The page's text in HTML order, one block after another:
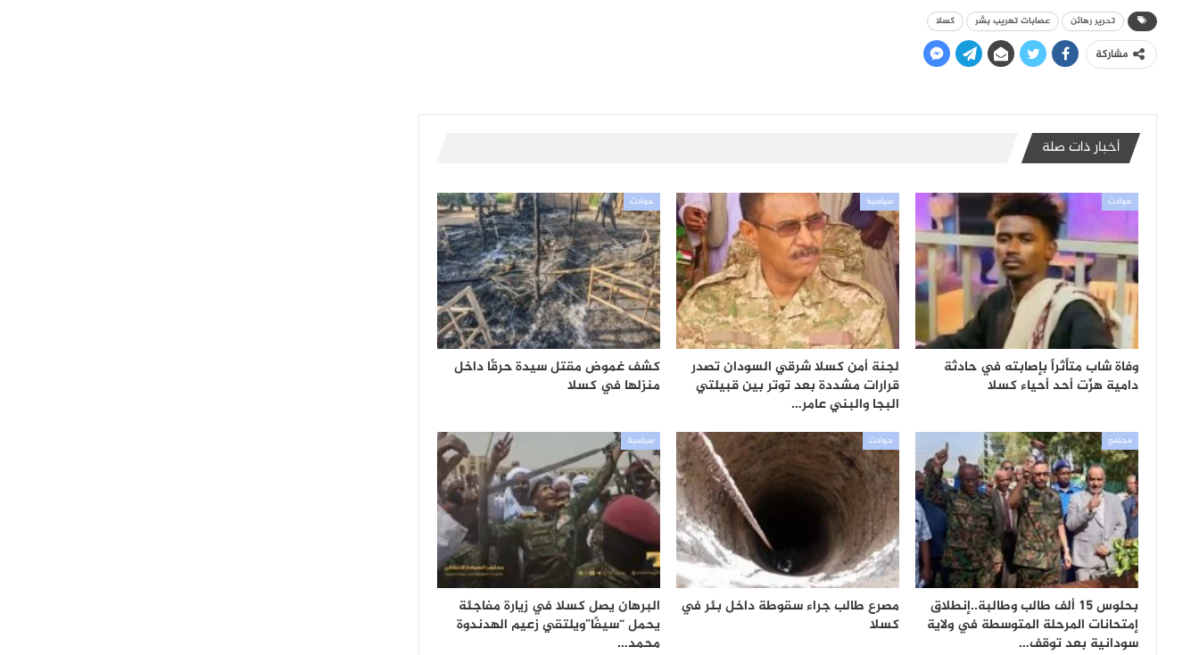
تحرير رهائن عصابات تهريب بشر كسلا
مشاركة
أخبار ذات صلة
حوادث
وفاة شاب متأثراً بإصابته في حادثة
دامية هزّت أحد أحياء كسلا
سياسية
لجنة أمن كسلا شرقي السودان تصدر
قرارات مشددة بعد توتر بين قبيلتي
البجا والبني عامر…
حوادث
كشف غموض مقتل سيدة حرقًا داخل
منزلها في كسلا
مجتمع
بحلوس 15 ألف طالب وطالبة..إنطلاق
إمتحانات المرحلة المتوسطة في ولاية
سودانية بعد توقف…
حوادث
مصرع طالب جراء سقوطة داخل بئر في
كسلا
سياسية
البرهان يصل كسلا في زيارة مفاجئة
يحمل “سيفًا”ويلتقي زعيم الهدندوة
محمد…